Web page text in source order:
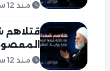
منذ 12 ساعة
قتلاهم
منذ 12 ساعة